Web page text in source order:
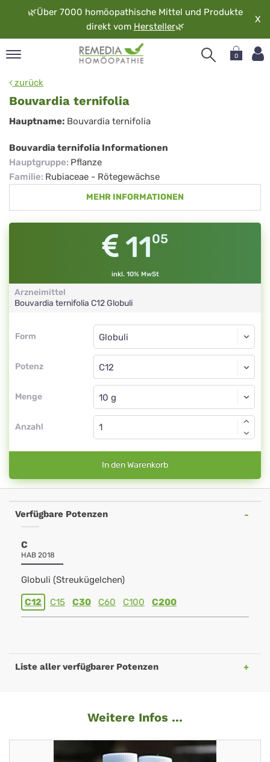
🌿Über 7000 homöopathische Mittel und Produkte
direkt vom Hersteller🌿
X
0
zurück
Bouvardia ternifolia
Bouvardia
ternifolia
Hauptname: Bouvardia ternifolia
Bouvardia ternifolia Informationen
Hauptgruppe: Pflanze
Familie: Rubiaceae - Rötegewächse
MEHR INFORMATIONEN
1105
inkl. 10% MwSt
Arzneimittel
Bouvardia ternifolia C12Globuli
Form
Form
Potenz
Globuli
C12
Menge
Globuli
Anzahl
In den Warenkorb
Verfügbare Potenzen
C
HAB 2018
Globuli (Streukügelchen)
C12 C15 C30 C60 C100 C200
Liste aller verfügbarer Potenzen
Weitere Infos ...